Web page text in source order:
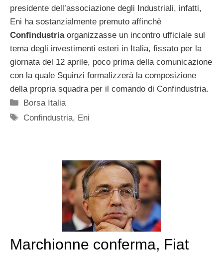
presidente dell’associazione degli Industriali, infatti,
Eni ha sostanzialmente premuto affinchè
Confindustriaorganizzasse un incontro ufficiale sul
tema degli investimenti esteri in Italia, fissato per la
giornata del 12 aprile, poco prima della comunicazione
con la quale Squinzi formalizzerà la composizione
della propria squadra per il comando di Confindustria.
Categorie
Borsa Italia
Tag
Confindustria, Eni
Marchionne conferma, Fiat